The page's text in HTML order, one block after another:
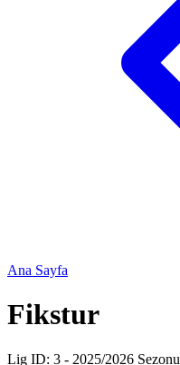
Ana Sayfa
Fikstur
Lig ID: 3 - 2025/2026 Sezonu